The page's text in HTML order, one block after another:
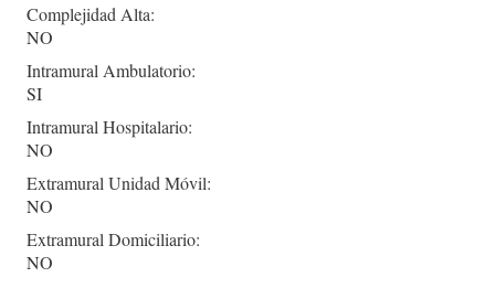
Complejidad Alta:
NO
Intramural Ambulatorio:
SI
Intramural Hospitalario:
NO
Extramural Unidad Móvil:
NO
Extramural Domiciliario:
NO